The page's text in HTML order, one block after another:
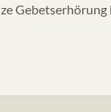
Gebetserhörung